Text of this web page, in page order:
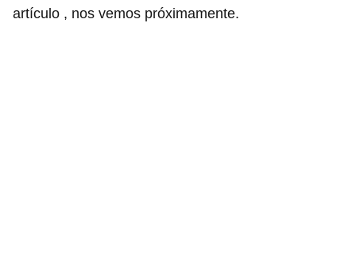
artículo , nos vemos próximamente.